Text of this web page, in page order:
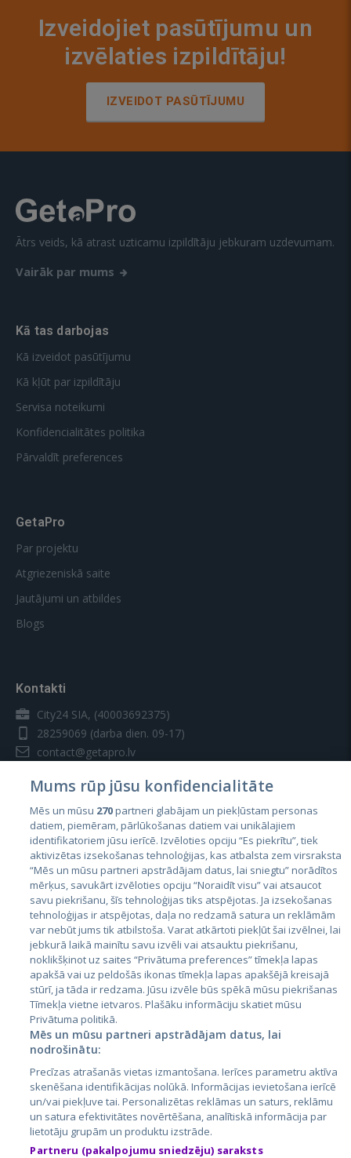
Izveidojiet pasūtījumu un
izvēlaties izpildītāju!
IZVEIDOT PASŪTĪJUMU
Ātrs veids, kā atrast uzticamu izpildītāju jebkuram uzdevumam.
Vairāk par mums
Kā tas darbojas
Kā izveidot pasūtījumu
Kā kļūt par izpildītāju
Servisa noteikumi
Konfidencialitātes politika
Pārvaldīt preferences
GetaPro
Par projektu
Atgriezeniskā saite
Jautājumi un atbildes
Blogs
Kontakti
City24 SIA, (40003692375)
28259069 (darba dien. 09-17)
contact@getapro.lv
Valstis
Igaunija
Latvija
Lietuva
City24.lv
City24.ee
GetaPro.lv
GetaPro.ee
Skelbiu.lt
CVbankas.lt
Kainos.lt
Paslaugos.lt
auto24.ee
Mums rūp jūsu konfidencialitāte
Mēs un mūsu 270partneri glabājam un piekļūstam personas
datiem, piemēram, pārlūkošanas datiem vai unikālajiem
identifikatoriem jūsu ierīcē. Izvēloties opciju “Es piekrītu”, tiek
aktivizētas izsekošanas tehnoloģijas, kas atbalsta zem virsraksta
“Mēs un mūsu partneri apstrādājam datus, lai sniegtu” norādītos
mērķus, savukārt izvēloties opciju “Noraidīt visu” vai atsaucot
savu piekrišanu, šīs tehnoloģijas tiks atspējotas. Ja izsekošanas
tehnoloģijas ir atspējotas, daļa no redzamā satura un reklāmām
var nebūt jums tik atbilstoša. Varat atkārtoti piekļūt šai izvēlnei, lai
jebkurā laikā mainītu savu izvēli vai atsauktu piekrišanu,
noklikšķinot uz saites “Privātuma preferences” tīmekļa lapas
apakšā vai uz peldošās ikonas tīmekļa lapas apakšējā kreisajā
stūrī, ja tāda ir redzama. Jūsu izvēle būs spēkā mūsu piekrišanas
Tīmekļa vietne ietvaros. Plašāku informāciju skatiet mūsu
Privātuma politikā.
Mēs un mūsu partneri apstrādājam datus, lai
nodrošinātu:
Precīzas atrašanās vietas izmantošana. Ierīces parametru aktīva
skenēšana identifikācijas nolūkā. Informācijas ievietošana ierīcē
un/vai piekļuve tai. Personalizētas reklāmas un saturs, reklāmu
un satura efektivitātes novērtēšana, analītiskā informācija par
lietotāju grupām un produktu izstrāde.
Partneru (pakalpojumu sniedzēju) saraksts